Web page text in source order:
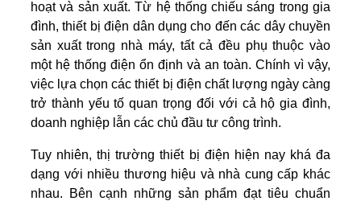
hoạt và sản xuất. Từ hệ thống chiếu sáng trong gia
đình, thiết bị điện dân dụng cho đến các dây chuyền
sản xuất trong nhà máy, tất cả đều phụ thuộc vào
một hệ thống điện ổn định và an toàn. Chính vì vậy,
việc lựa chọn các thiết bị điện chất lượng ngày càng
trở thành yếu tố quan trọng đối với cả hộ gia đình,
doanh nghiệp lẫn các chủ đầu tư công trình.
Tuy nhiên, thị trường thiết bị điện hiện nay khá đa
dạng với nhiều thương hiệu và nhà cung cấp khác
nhau. Bên cạnh những sản phẩm đạt tiêu chuẩn